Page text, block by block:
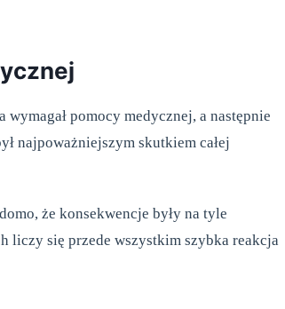
pomocy medycznej, a następnie
najpoważniejszym skutkiem całej
że konsekwencje były na tyle
liczy się przede wszystkim szybka reakcja